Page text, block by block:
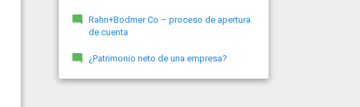
Rahn+Bodmer Co – proceso de apertura
de cuenta
¿Patrimonio neto de una empresa?